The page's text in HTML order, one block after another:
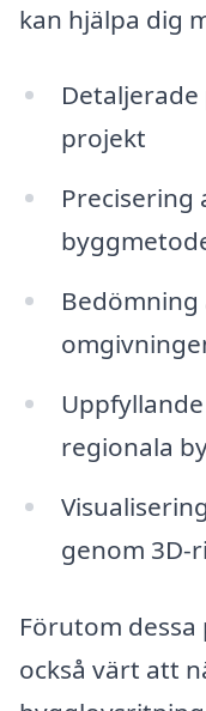
kan hjälpa dig
projekt
Precisering
Bedömning
regionala
genom 3D-
Förutom
också värt att